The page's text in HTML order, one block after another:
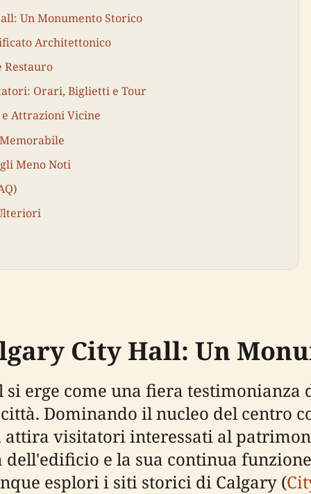
Un Monumento Storico
Architettonico
Restauro
Orari, Biglietti e Tour
e Attrazioni Vicine
Meno Noti
City Hall: Un
si erge come una fiera
Dominando il nucleo del centro
visitatori interessati al
e la sua continua
esplori i siti storici di Calgary (